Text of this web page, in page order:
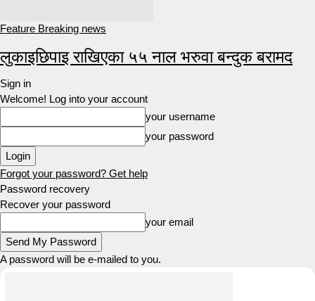
Feature Breaking news
लुकाइछिपाइ राखिएका ५५ नाल भरुवा बन्दुक बरामद
Sign in
Welcome! Log into your account
your username
your password
Forgot your password? Get help
Password recovery
Recover your password
your email
A password will be e-mailed to you.